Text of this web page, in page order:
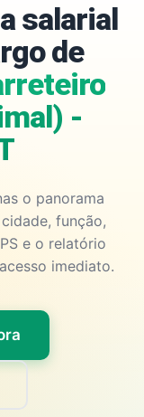
salarial
de
-
o panorama
função,
e o relatório
imediato.